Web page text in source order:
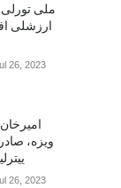
ارزشلی
26, 2023
ویزه،
26, 2023